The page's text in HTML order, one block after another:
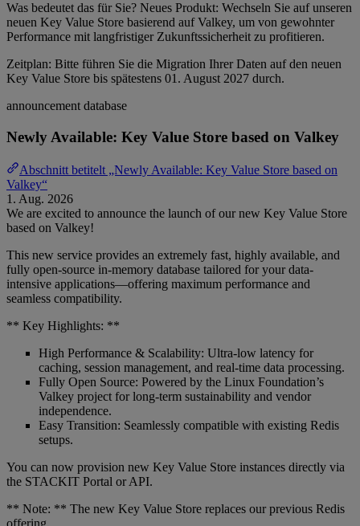
Was bedeutet das für Sie? Neues Produkt: Wechseln Sie auf unseren
neuen Key Value Store basierend auf Valkey, um von gewohnter
Performance mit langfristiger Zukunftssicherheit zu profitieren.
Zeitplan: Bitte führen Sie die Migration Ihrer Daten auf den neuen
Key Value Store bis spätestens 01. August 2027 durch.
announcement database
Newly Available: Key Value Store based on Valkey
Abschnitt betitelt „Newly Available: Key Value Store based on
Valkey“
1. Aug. 2026
We are excited to announce the launch of our new Key Value Store
based on Valkey!
This new service provides an extremely fast, highly available, and
fully open-source in-memory database tailored for your data-
intensive applications—offering maximum performance and
seamless compatibility.
** Key Highlights: **
High Performance & Scalability: Ultra-low latency for
caching, session management, and real-time data processing.
Fully Open Source: Powered by the Linux Foundation’s
Valkey project for long-term sustainability and vendor
independence.
Easy Transition: Seamlessly compatible with existing Redis
setups.
You can now provision new Key Value Store instances directly via
the STACKIT Portal or API.
** Note: ** The new Key Value Store replaces our previous Redis
offering.